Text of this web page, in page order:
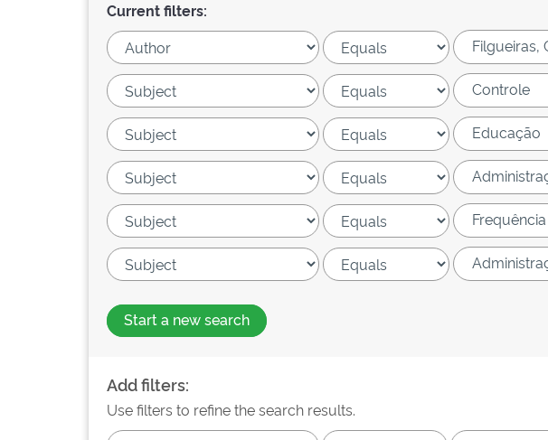
Current filters:
Start a new search
Add filters:
Use filters to refine the search results.